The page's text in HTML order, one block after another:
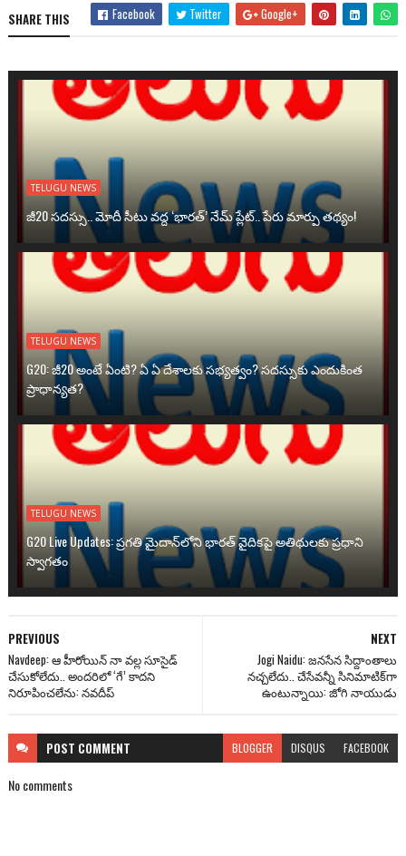
SHARE THIS Facebook Twitter Google+
TELUGU NEWS
జీ20 సదస్సు.. మోదీ సీటు వద్ద ‘భారత్’ నేమ్ ప్లేట్‌.. పేరు మార్పు తథ్యం!
TELUGU NEWS
G20: జీ20 అంటే ఏంటి? ఏ ఏ దేశాలకు సభ్యత్వం? సదస్సుకు ఎందుకింత
ప్రాధాన్యత?
TELUGU NEWS
G20 Live Updates: ప్రగతి మైదాన్‌లోని భారత్ వైదికపై అతిథులకు ప్రధాని
స్వాగతం
NEXT
Jogi Naidu: జనసేన సిద్దాంతాలు
నచ్చలేదు.. చేసేవన్నీ సినిమాటిక్‌గా
ఉంటున్నాయి: జోగి నాయుడు
PREVIOUS
Navdeep: ఆ హీరోయిన్ నా వల్ల సూసైడ్
చేసుకోలేదు.. అంద‌రిలో ‘గే’ కాదని
నిరూపించలేను: న‌వ‌దీప్‌
POST COMMENT BLOGGER DISQUS FACEBOOK
No comments